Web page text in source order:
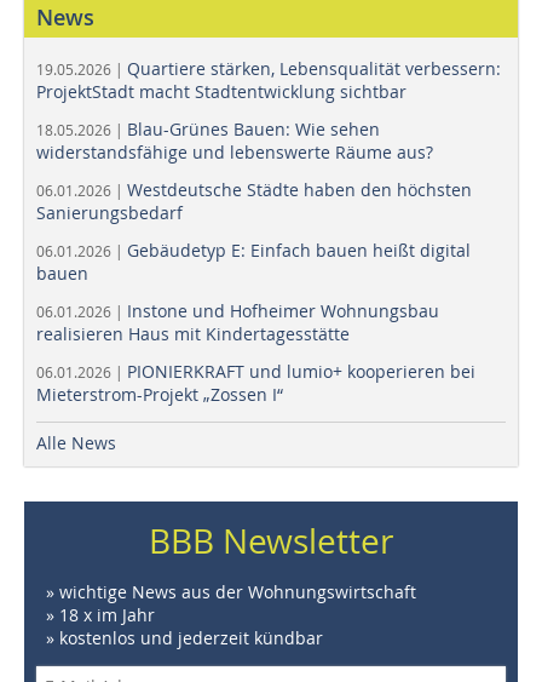
News
19.05.2026 | Quartiere stärken, Lebensqualität verbessern:
ProjektStadt macht Stadtentwicklung sichtbar
18.05.2026 | Blau-Grünes Bauen: Wie sehen
widerstandsfähige und lebenswerte Räume aus?
06.01.2026 | Westdeutsche Städte haben den höchsten
Sanierungsbedarf
06.01.2026 | Gebäudetyp E: Einfach bauen heißt digital
bauen
06.01.2026 | Instone und Hofheimer Wohnungsbau
realisieren Haus mit Kindertagesstätte
06.01.2026 | PIONIERKRAFT und lumio+ kooperieren bei
Mieterstrom-Projekt „Zossen I“
Alle News
BBB Newsletter
» wichtige News aus der Wohnungswirtschaft
» 18 x im Jahr
» kostenlos und jederzeit kündbar